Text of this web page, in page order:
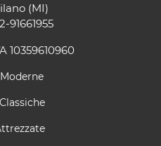
(MI)
91661955
10359610960